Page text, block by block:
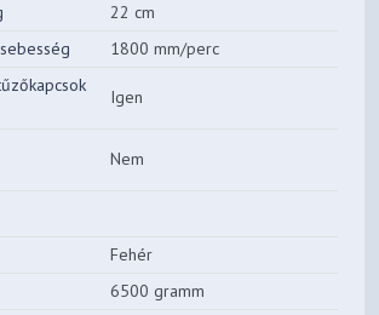
22 cm
1800 mm/perc
Igen
Nem
Fehér
6500 gramm